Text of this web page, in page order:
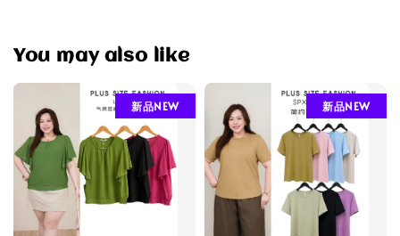
You may also like
新品NEW 新品NEW